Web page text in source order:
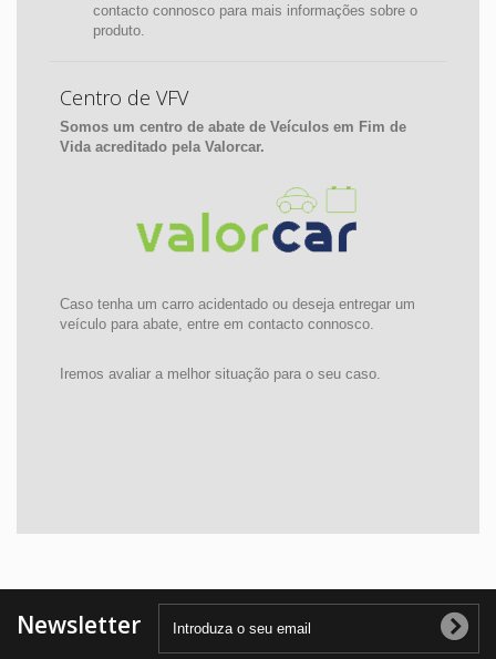
contacto connosco para mais informações sobre o
produto.
Centro de VFV
Somos um centro de abate de Veículos em Fim de
Vida acreditado pela Valorcar.
Caso tenha um carro acidentado ou deseja entregar um
veículo para abate, entre em contacto connosco.
Iremos avaliar a melhor situação para o seu caso.
Newsletter